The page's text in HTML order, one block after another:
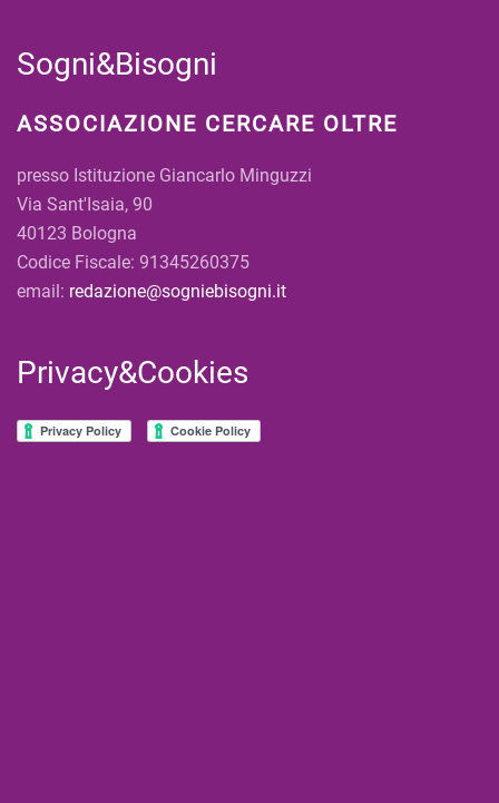
Sogni&Bisogni
ASSOCIAZIONE CERCARE OLTRE
presso Istituzione Giancarlo Minguzzi
Via Sant'Isaia, 90
40123 Bologna
Codice Fiscale: 91345260375
email: redazione@sogniebisogni.it
Privacy&Cookies